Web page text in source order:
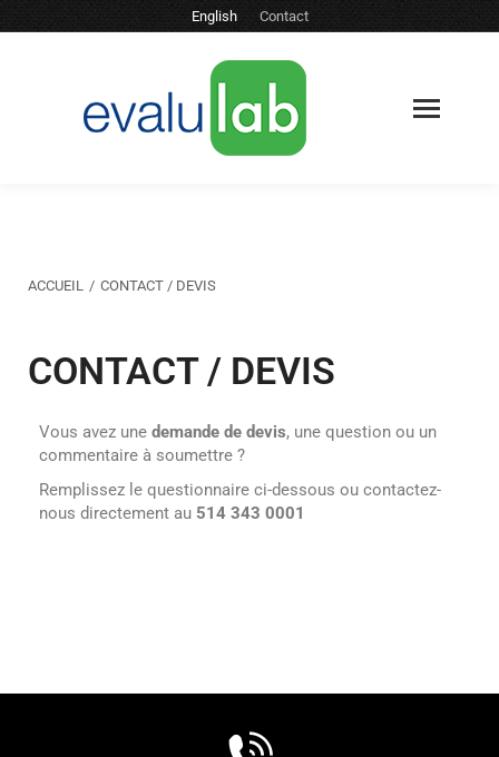
English Contact
Vous êtes ici :
ACCUEIL CONTACT / DEVIS
CONTACT / DEVIS
Vous avez une demande de devis, une question ou un
commentaire à soumettre ?
Remplissez le questionnaire ci-dessous ou contactez-
nous directement au 514 343 0001